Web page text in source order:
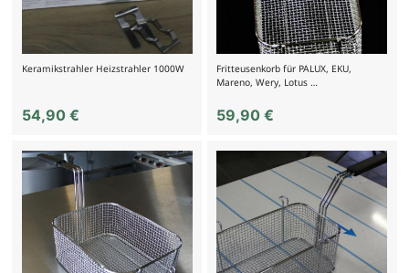
Keramikstrahler Heizstrahler 1000W
54,90 €
Fritteusenkorb für PALUX, EKU,
Mareno, Wery, Lotus …
59,90€